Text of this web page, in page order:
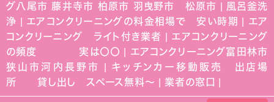
グ八尾市 藤井寺市 柏原市 羽曳野市 松原市
風呂釜洗
浄
エアコンクリーニングの料金相場で 安い時期
エア
コンクリーニング ライト付き業者
エアコンクリーニング
の頻度 実は〇〇
エアコンクリーニング富田林市
狭山市河内長野市
キッチンカー移動販売 出店場
所 貸し出し スペース無料〜
業者の窓口